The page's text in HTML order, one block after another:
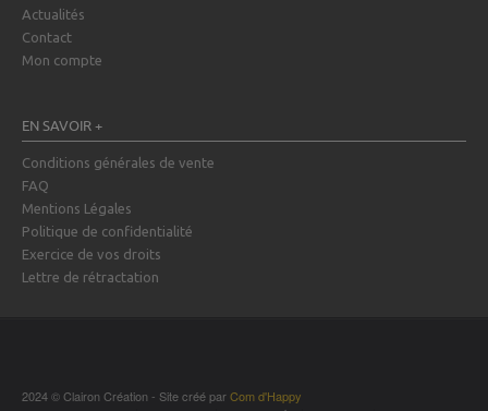
Actualités
Contact
Mon compte
EN SAVOIR +
Conditions générales de vente
FAQ
Mentions Légales
Politique de confidentialité
Exercice de vos droits
Lettre de rétractation
2024 © Clairon Création - Site créé parCom d'Happy